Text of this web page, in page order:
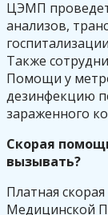
ЦЭМП
анализов,
Также
Помощи у
дезинфекцию
зараженного
Скорая
вызывать?
Платная
Медицинской